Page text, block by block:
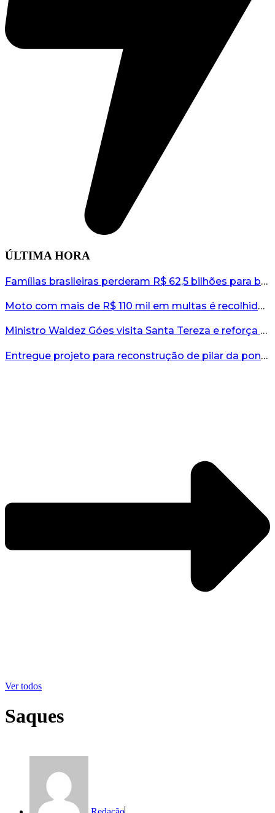
ÚLTIMA HORA
Famílias brasileiras perderam R$ 62,5 bilhões para bets em 2025, diz estudo...
Moto com mais de R$ 110 mil em multas é recolhida no interior do RS...
Ministro Waldez Góes visita Santa Tereza e reforça apoio federal à reconstrução do município...
Entregue projeto para reconstrução de pilar da ponte entre Encantado e Muçum...
Ver todos
Saques